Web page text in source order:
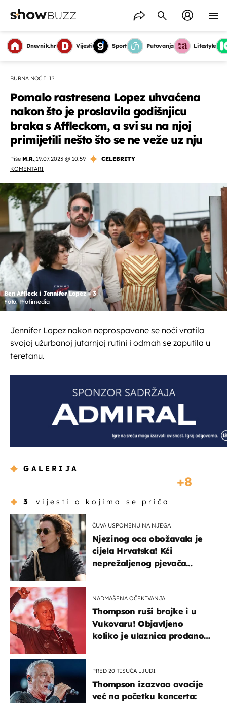
Dnevnik.hr Vijesti Sport Putovanja Lifestyle
BURNA NOĆ ILI?
Pomalo rastresena Lopez uhvaćena
nakon što je proslavila godišnjicu
braka s Affleckom, a svi su na njoj
primijetili nešto što se ne veže uz nju
Piše M.R.,19.07.2023 @ 10:59
CELEBRITY
KOMENTARI
Ben Affleck i Jennifer Lopez - 3
Foto: Profimedia
Jennifer Lopez nakon neprospavane se noći vratila
svojoj užurbanoj jutarnjoj rutini i odmah se zaputila u
teretanu.
GALERIJA
8
3 vijesti o kojima se priča
ČUVA USPOMENU NA NJEGA
Njezinog oca obožavala je
cijela Hrvatska! Kći
neprežaljenog pjevača
NADMAŠENA OČEKIVANJA
Thompson ruši brojke i u
Vukovaru! Objavljeno
koliko je ulaznica prodano
PRED 20 TISUĆA LJUDI
Thompson izazvao ovacije
već na početku koncerta:
OMOGUĆI OBAVIJESTI